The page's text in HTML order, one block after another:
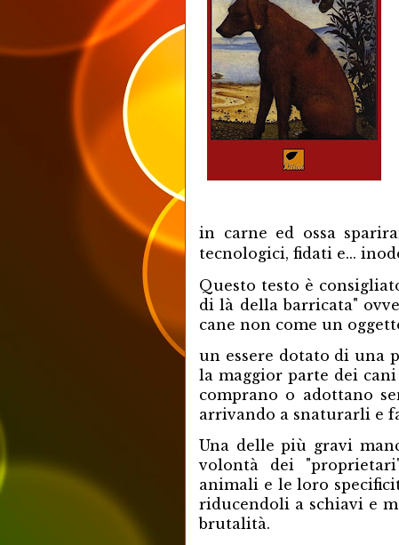
in carne ed ossa
tecnologici, fidati e...
Questo testo è
di là della barricata"
cane non come un
un essere dotato di una
la maggior parte dei
comprano o adottano
arrivando a snaturarli e
Una delle più gravi
volontà dei
animali e le loro
riducendoli a schiavi e
brutalità.